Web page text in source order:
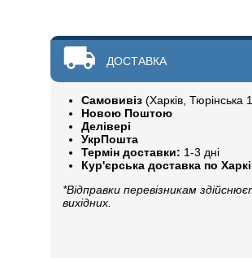
ДОСТАВКА
Самовивіз(Харків, Тюрінська
Новою Поштою
Делівері
УкрПошта
Термін доставки: 1-3 дні
Кур'єрська доставка по
*Відправки перевізникам
вихідних.